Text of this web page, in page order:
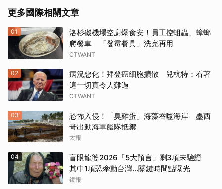
更多國際相關文章
01
洛杉磯機場空廚爆食安！員工控蛆蟲、蟑螂
爬餐車 「發霉餐具」洗完再用
CTWANT
02
病況惡化！拜登癌細胞擴散 兒杭特：看著
這一切真令人難過
CTWANT
03
恐怖入侵！「臭雞蛋」海藻吞噬海岸 墨西
哥出動海軍艦隊抵禦
太報
04
盲眼龍婆2026「5大預言」剩3項未驗證
其中1項恐牽動台灣...關鍵時間點曝光
鏡報